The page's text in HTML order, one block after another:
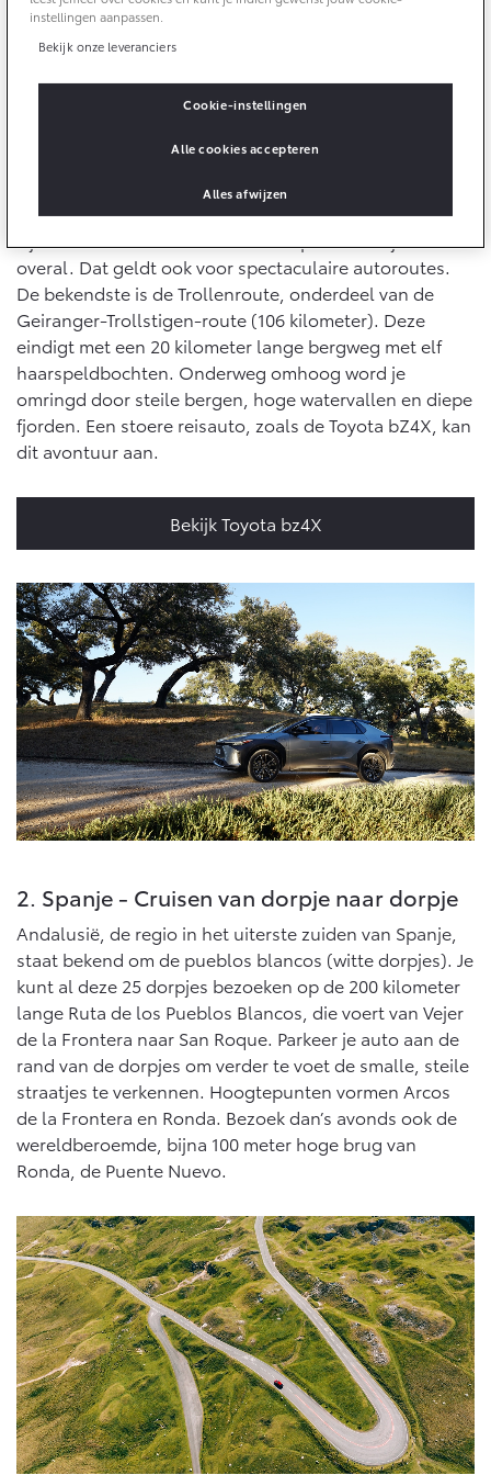
Corolla Cross
Toyota C-HR+
BATTERIJ-ELEKTRISCH
RAV4
PLUG-IN HYBRIDE
BATTERIJ-ELEKTRISCH
Vanaf € 39.995,-
BATTERIJ-ELEKTRISCH
Vanaf € 48.995,-
Mirai
WATERSTOF-ELEKTRISCH
Vanaf € 76.695,-
Proace City (excl. BTW)
OOK ALS BATTERIJ-
Vanaf € 27.945,-
Proace (excl. BTW)
OOK ALS BATTERIJ-
ELEKTRISCH
Vanaf € 37.500,-
Proace Verso
BATTERIJ-ELEKTRISCH
Vanaf € 55.950,-
Proace Max (excl. BTW)
OOK ALS BATTERIJ-
ELEKTRISCH
Hilux (excl. BTW)
OOK ALS BATTERIJ-
ELEKTRISCH
10 jaar batterijgarantie
Toyota fabrieksgarantie
Onderdelen & Accessoires
Connected
Connected Services
MyToyota login
MyToyota App
Abonnementen
Multimedia
Navigatie updates
Energie en slim laden
Toyota Autoverzekering
Toyota Hybride Autoverzekering
Bedrijfswagens
Bedrijfswagens op maat
Voor eigenaren van een batterij-elektrische auto is
Noorwegen het paradijs. Het Scandinavische land is
een voorloper in Europa: vier op de vijf nieuwe auto’s
overal. Dat geldt ook voor spectaculaire autoroutes.
De bekendste is de Trollenroute, onderdeel van de
Geiranger-Trollstigen-route (106 kilometer). Deze
eindigt met een 20 kilometer lange bergweg met elf
haarspeldbochten. Onderweg omhoog word je
omringd door steile bergen, hoge watervallen en diepe
fjorden. Een stoere reisauto, zoals de Toyota bZ4X, kan
dit avontuur aan.
Bekijk Toyota bz4X
2. Spanje - Cruisen van dorpje naar dorpje
Andalusië, de regio in het uiterste zuiden van Spanje,
staat bekend om de pueblos blancos (witte dorpjes). Je
kunt al deze 25 dorpjes bezoeken op de 200 kilometer
lange Ruta de los Pueblos Blancos, die voert van Vejer
de la Frontera naar San Roque. Parkeer je auto aan de
rand van de dorpjes om verder te voet de smalle, steile
straatjes te verkennen. Hoogtepunten vormen Arcos
de la Frontera en Ronda. Bezoek dan’s avonds ook de
wereldberoemde, bijna 100 meter hoge brug van
Ronda, de Puente Nuevo.
instellingen aanpassen.
Bekijk onze leveranciers
Cookie-instellingen
Alles afwijzen
Alle cookies accepteren